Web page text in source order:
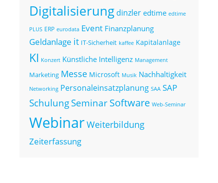
Digitalisierung dinzler edtime edtime
PLUS ERP eurodata Event Finanzplanung
Geldanlage it IT-Sicherheit kaffee Kapitalanlage
KI Konzert Künstliche Intelligenz Management
Marketing Messe Microsoft Musik Nachhaltigkeit
Networking Personaleinsatzplanung SAA SAP
SchulungSeminarSoftware Web-Seminar
WebinarWeiterbildung
Zeiterfassung